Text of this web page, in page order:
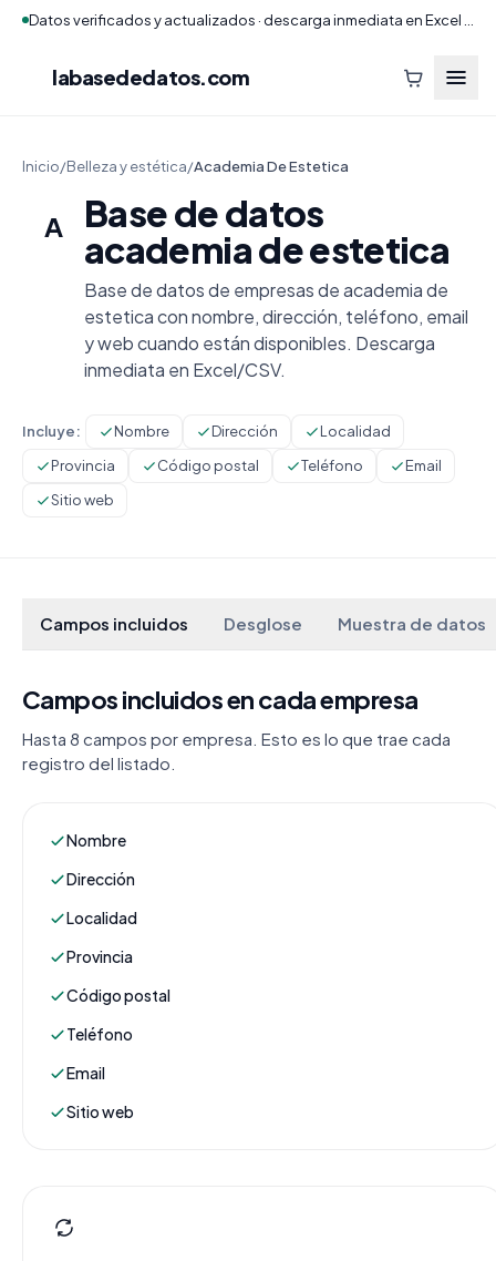
labasededatos.com
Inicio/Belleza y estética/Academia De Estetica
A
Base de datos
academia de estetica
Base de datos de empresas de academia de
estetica con nombre, dirección, teléfono, email
y web cuando están disponibles. Descarga
inmediata en Excel/CSV.
Incluye: Nombre Dirección
Localidad
Provincia
Código postal Teléfono
Email
Sitio web
Campos incluidos Desglose Muestra de datos
Campos incluidos en cada empresa
Hasta 8 campos por empresa. Esto es lo que trae cada
registro del listado.
Nombre
Dirección
Localidad
Provincia
Código postal
Teléfono
Email
Sitio web